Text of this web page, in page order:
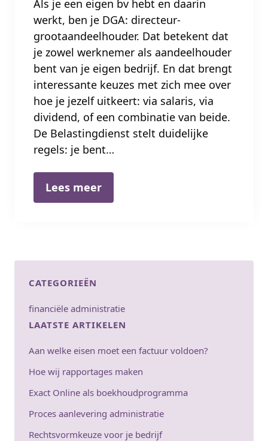
Als je een eigen bv hebt en daarin
werkt, ben je DGA: directeur-
grootaandeelhouder. Dat betekent dat
je zowel werknemer als aandeelhouder
bent van je eigen bedrijf. En dat brengt
interessante keuzes met zich mee over
hoe je jezelf uitkeert: via salaris, via
dividend, of een combinatie van beide.
De Belastingdienst stelt duidelijke
regels: je bent…
Lees meer
CATEGORIEËN
financiële administratie
LAATSTE ARTIKELEN
Aan welke eisen moet een factuur voldoen?
Hoe wij rapportages maken
Exact Online als boekhoudprogramma
Proces aanlevering administratie
Rechtsvormkeuze voor je bedrijf